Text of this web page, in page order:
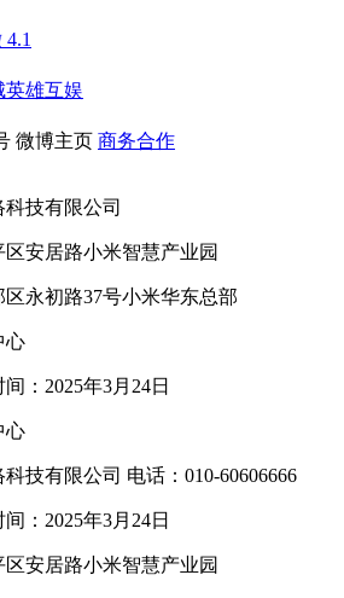
4.1
英雄互娱
微博主页 商务合作
技有限公司
安居路小米智慧产业园
永初路37号小米华东总部
心
：2025年3月24日
心
技有限公司 电话：010-60606666
：2025年3月24日
安居路小米智慧产业园